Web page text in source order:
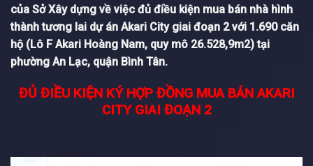
của Sở Xây dựng về việc đủ điều kiện mua bán nhà hình
thành tương lai dự án Akari City giai đoạn 2với 1.690 căn
hộ (Lô F Akari Hoàng Nam, quy mô 26.528,9m2) tại
phường An Lạc, quận Bình Tân.
ĐỦ ĐIỀU KIỆN KÝ HỢP ĐỒNG MUA BÁN AKARI
CITY GIAI ĐOẠN 2